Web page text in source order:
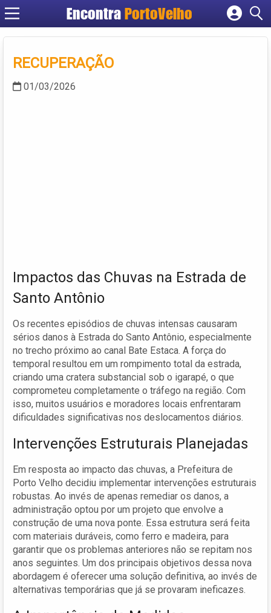
EncontraPortoVelho
Cadastrar empresa
RECUPERAÇÃO
01/03/2026
Impactos das Chuvas na Estrada de
Santo Antônio
Os recentes episódios de chuvas intensas causaram
sérios danos à Estrada do Santo Antônio, especialmente
no trecho próximo ao canal Bate Estaca. A força do
temporal resultou em um rompimento total da estrada,
criando uma cratera substancial sob o igarapé, o que
comprometeu completamente o tráfego na região. Com
isso, muitos usuários e moradores locais enfrentaram
dificuldades significativas nos deslocamentos diários.
Intervenções Estruturais Planejadas
Em resposta ao impacto das chuvas, a Prefeitura de
Porto Velho decidiu implementar intervenções estruturais
robustas. Ao invés de apenas remediar os danos, a
administração optou por um projeto que envolve a
construção de uma nova ponte. Essa estrutura será feita
com materiais duráveis, como ferro e madeira, para
garantir que os problemas anteriores não se repitam nos
anos seguintes. Um dos principais objetivos dessa nova
abordagem é oferecer uma solução definitiva, ao invés de
alternativas temporárias que já se provaram ineficazes.